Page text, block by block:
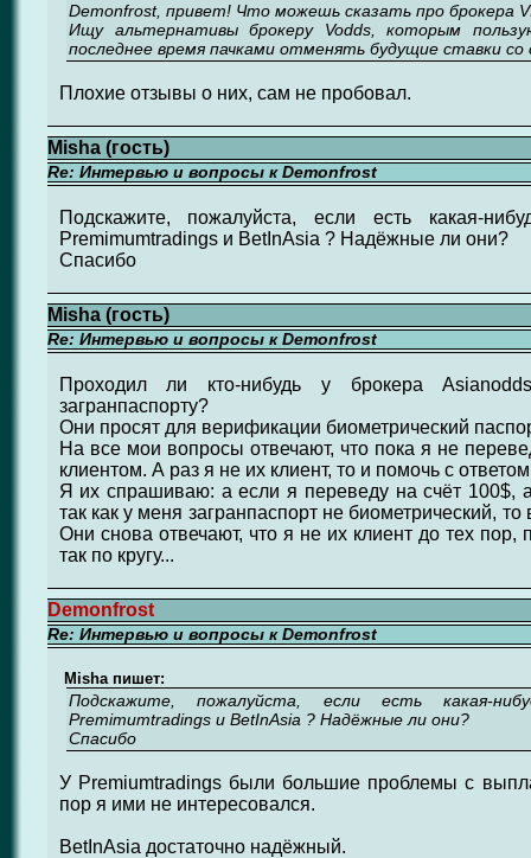
Demonfrost, привет! Что можешь сказать про брокера
Ищу альтернативы брокеру Vodds, которым
последнее время пачками отменять будущие ставки
Плохие отзывы о них, сам не пробовал.
Misha (гость)
Re: Интервью и вопросы к Demonfrost
Подскажите, пожалуйста, если есть какая-
Premimumtradings и BetInAsia ? Надёжные ли они?
Спасибо
Misha (гость)
Re: Интервью и вопросы к Demonfrost
Проходил ли кто-нибудь у брокера
загранпаспорту?
Они просят для верификации биометрический
На все мои вопросы отвечают, что пока я не
клиентом. А раз я не их клиент, то и помочь с
Я их спрашиваю: а если я переведу на счёт 100$,
так как у меня загранпаспорт не биометрический,
Они снова отвечают, что я не их клиент до тех
так по кругу...
Demonfrost
Re: Интервью и вопросы к Demonfrost
Misha пишет:
Подскажите, пожалуйста, если есть какая-
Premimumtradings и BetInAsia ? Надёжные ли они?
Спасибо
У Premiumtradings были большие проблемы с
пор я ими не интересовался.
BetInAsia достаточно надёжный.